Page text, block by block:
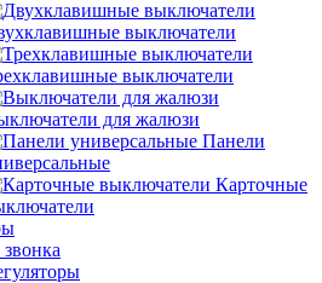
выключатели
выключатели
для жалюзи
Панели
Карточные